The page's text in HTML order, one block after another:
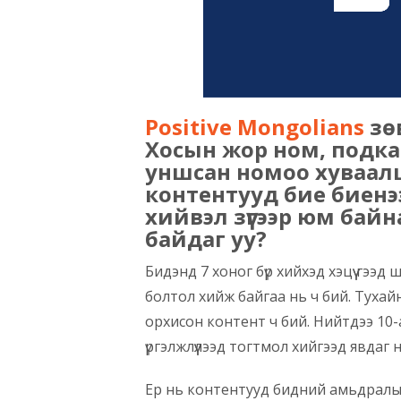
Positive Mongolians
Хосын жор ном,
уншсан номоо
контентууд бие
хийвэл зүгээр юм
байдаг уу?
Бидэнд 7 хоног бүр хийхэд хэцүү
болтол хийж байгаа нь ч бий.
орхисон контент ч бий. Нийтдээ
үргэлжлүүлээд тогтмол хийгээд явдаг
Ер нь контентууд бидний